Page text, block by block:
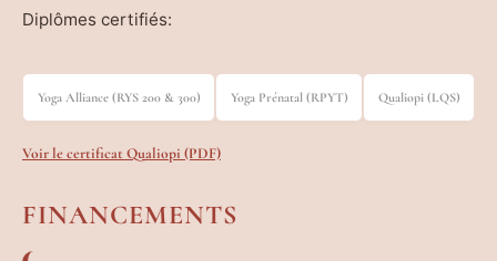
Diplômes certifiés:
Yoga Alliance (RYS 200 & 300) Yoga Prénatal (RPYT) Qualiopi (LQS)
Voir le certificat Qualiopi (PDF)
FINANCEMENTS